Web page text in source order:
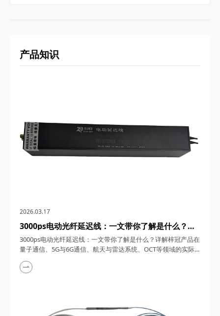
产品知识
2026.03.17
3000ps电动光纤延迟线：一文带你了解是什么？详
解梓冠产品在量子通信、5G与6G通信、航天与雷达
系统、OCT等领域的实际应用
3000ps电动光纤延迟线：一文带你了解是什么？详解梓冠产品在
量子通信、5G与6G通信、航天与雷达系统、OCT等领域的实际
应用 3000ps电动光纤延迟线，在高速发展的光通信与探测技术
领域，凭借其卓越的性能和广泛的应用潜力，成为了众多高科技